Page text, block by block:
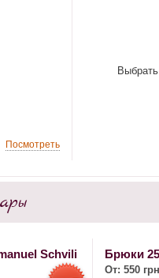
Посмотреть
Выбрать
Schvili
Брюки
От: 550 грн